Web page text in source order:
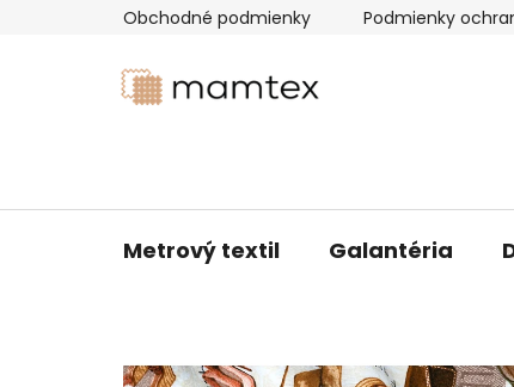
Obchodné podmienky Podmienky
Metrový textil Galantéria